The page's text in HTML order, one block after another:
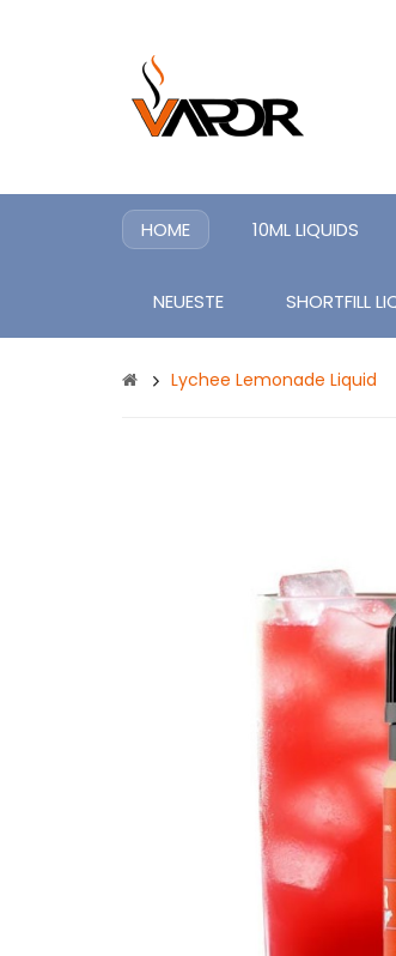
HOME 10ML LIQUIDS
NEUESTE SHORTFILL
Lychee Lemonade Liquid